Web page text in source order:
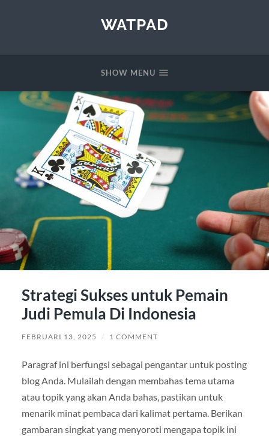
WATPAD
SHOW MENU
Strategi Sukses untuk Pemain
Judi Pemula Di Indonesia
FEBRUARI 13, 2025 / 1 COMMENT
Paragraf ini berfungsi sebagai pengantar untuk posting
blog Anda. Mulailah dengan membahas tema utama
atau topik yang akan Anda bahas, pastikan untuk
menarik minat pembaca dari kalimat pertama. Berikan
gambaran singkat yang menyoroti mengapa topik ini